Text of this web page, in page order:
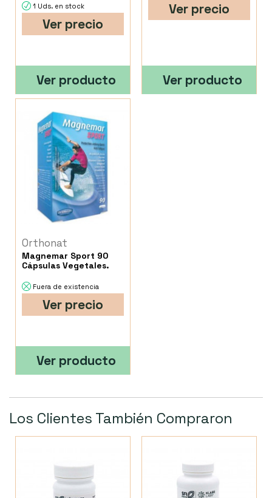
1 Uds. en stock
Ver precio
Ver producto
Ver precio
Ver producto
Orthonat
Magnemar Sport 90
Cápsulas Vegetales.
Fuera de existencia
Ver precio
Ver producto
Los Clientes También Compraron